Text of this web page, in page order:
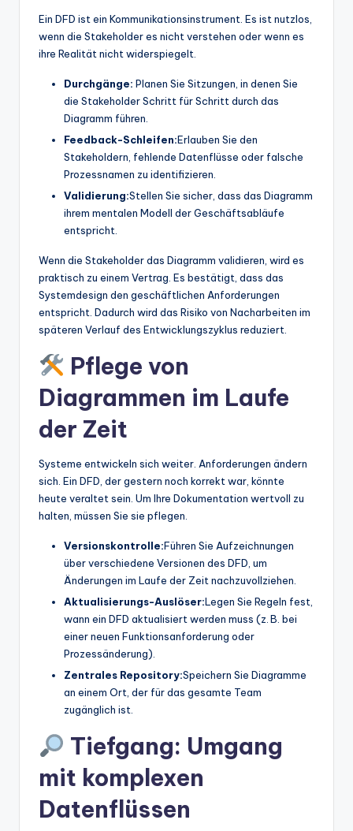
Ein DFD ist ein Kommunikationsinstrument. Es ist nutzlos,
wenn die Stakeholder es nicht verstehen oder wenn es
ihre Realität nicht widerspiegelt.
Durchgänge: Planen Sie Sitzungen, in denen Sie
die Stakeholder Schritt für Schritt durch das
Diagramm führen.
Feedback-Schleifen:Erlauben Sie den
Stakeholdern, fehlende Datenflüsse oder falsche
Prozessnamen zu identifizieren.
Validierung:Stellen Sie sicher, dass das Diagramm
ihrem mentalen Modell der Geschäftsabläufe
entspricht.
Wenn die Stakeholder das Diagramm validieren, wird es
praktisch zu einem Vertrag. Es bestätigt, dass das
Systemdesign den geschäftlichen Anforderungen
entspricht. Dadurch wird das Risiko von Nacharbeiten im
späteren Verlauf des Entwicklungszyklus reduziert.
Pflege von
Diagrammen im Laufe
der Zeit
Systeme entwickeln sich weiter. Anforderungen ändern
sich. Ein DFD, der gestern noch korrekt war, könnte
heute veraltet sein. Um Ihre Dokumentation wertvoll zu
halten, müssen Sie sie pflegen.
Versionskontrolle:Führen Sie Aufzeichnungen
über verschiedene Versionen des DFD, um
Änderungen im Laufe der Zeit nachzuvollziehen.
Aktualisierungs-Auslöser:Legen Sie Regeln fest,
wann ein DFD aktualisiert werden muss (z. B. bei
einer neuen Funktionsanforderung oder
Prozessänderung).
Zentrales Repository:Speichern Sie Diagramme
an einem Ort, der für das gesamte Team
zugänglich ist.
Tiefgang: Umgang
mit komplexen
Datenflüssen